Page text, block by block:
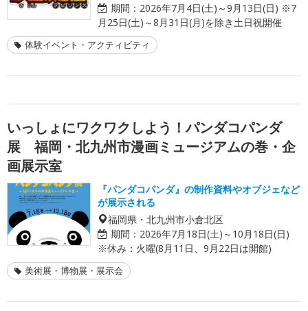
期間： 2026年7月4日(土)～9月13日(日) ※7
月25日(土)～8月31日(月)を除き土日祝開催
体験イベント・アクティビティ
いっしょにワクワクしよう！パンダコパンダ
展 福岡・北九州市漫画ミュージアムの巻・企
画展示室
『パンダコパンダ』の制作資料やオブジェなど
が展示される
福岡県・北九州市小倉北区
期間： 2026年7月18日(土)～10月18日(日)
※休み：火曜(8月11日、9月22日は開館)
美術展・博物展・展示会